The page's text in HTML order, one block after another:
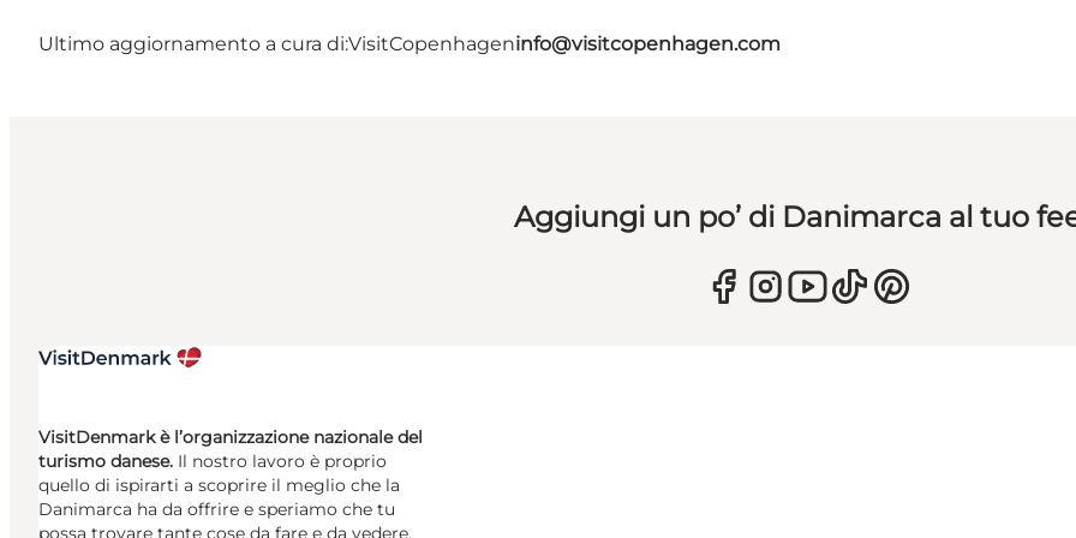
Ultimo aggiornamento a cura di:VisitCopenhageninfo@visitcopenhagen.com
Aggiungi un po’ di Danimarca al tuo
VisitDenmark è l’organizzazione nazionale del
turismo danese. Il nostro lavoro è proprio
quello di ispirarti a scoprire il meglio che la
Danimarca ha da offrire e speriamo che tu
possa trovare tante cose da fare e da vedere.